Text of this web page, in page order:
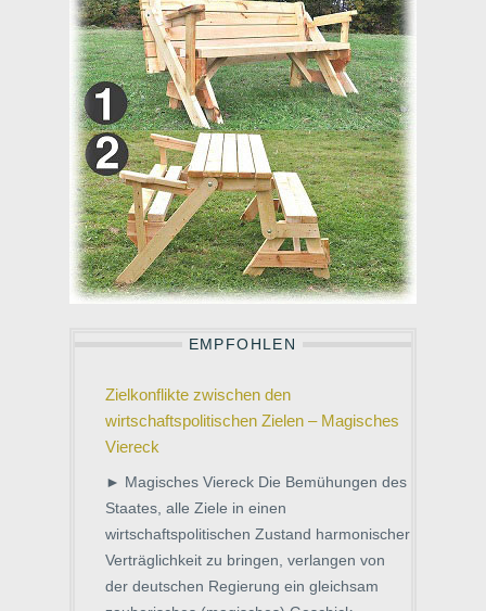
EMPFOHLEN
Zielkonflikte zwischen den
wirtschaftspolitischen Zielen – Magisches
Viereck
► Magisches Viereck Die Bemühungen des
Staates, alle Ziele in einen
wirtschaftspolitischen Zustand harmonischer
Verträglichkeit zu bringen, verlangen von
der deutschen Regierung ein gleichsam